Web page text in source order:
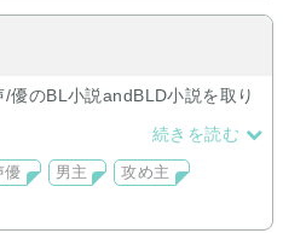
優のBL小説andBLD小説を取り
為などを起こされる方は回れ
ゆっくりしていってくださ
続きを読む
優 男主
攻め主